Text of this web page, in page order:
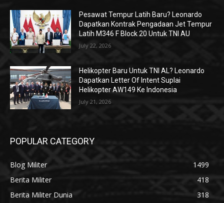
Pesawat Tempur Latih Baru? Leonardo
Dapatkan Kontrak Pengadaan Jet Tempur
Latih M346 F Block 20 Untuk TNI AU
July 22, 2026
Helikopter Baru Untuk TNI AL? Leonardo
Dapatkan Letter Of Intent Suplai
Helikopter AW149 Ke Indonesia
July 21, 2026
POPULAR CATEGORY
Blog Militer
1499
Berita Militer
418
Berita Militer Dunia
318